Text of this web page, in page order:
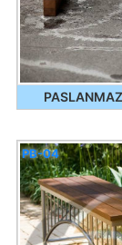
PB-04